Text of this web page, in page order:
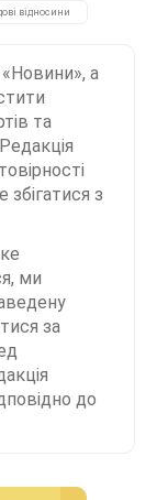
відносини
«Новини», а
та
з
ми
за
до